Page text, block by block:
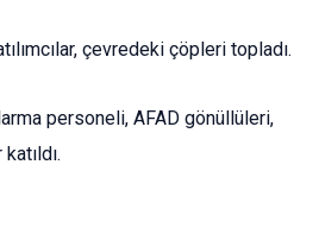
çevredeki çöpleri topladı.
personeli, AFAD gönüllüleri,